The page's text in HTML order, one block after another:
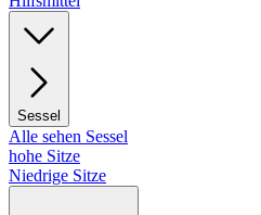
Sessel
Alle sehen Sessel
hohe Sitze
Niedrige Sitze